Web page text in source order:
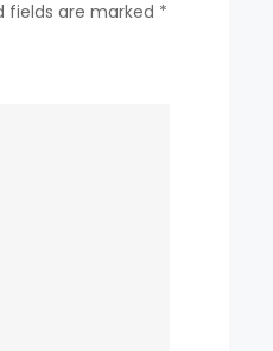
fields are marked *